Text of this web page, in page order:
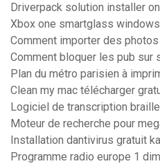
Driverpack solution installer
Xbox one smartglass
Comment importer des
Comment bloquer les pub sur
Plan du métro parisien à
Clean my mac télécharger
Logiciel de transcription
Moteur de recherche pour
Installation dantivirus gratuit
Programme radio europe 1